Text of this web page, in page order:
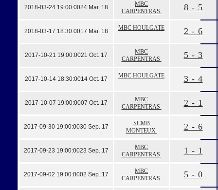
2018-03-24 19:00:0024 Mar. 18
MBC
CARPENTRAS
8 - 5
2018-03-17 18:30:0017 Mar. 18 MBC HOULGATE 2 - 6
2017-10-21 19:00:0021 Oct. 17
MBC
CARPENTRAS
5 - 3
2017-10-14 18:30:0014 Oct. 17 MBC HOULGATE 3 - 4
2017-10-07 19:00:0007 Oct. 17
MBC
CARPENTRAS
2 - 1
2017-09-30 19:00:0030 Sep. 17
SCMB
MONTEUX
2 - 6
2017-09-23 19:00:0023 Sep. 17
MBC
CARPENTRAS
1 - 1
2017-09-02 19:00:0002 Sep. 17
MBC
CARPENTRAS
5 - 0